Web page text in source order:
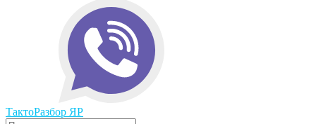
ТактоРазбор ЯР